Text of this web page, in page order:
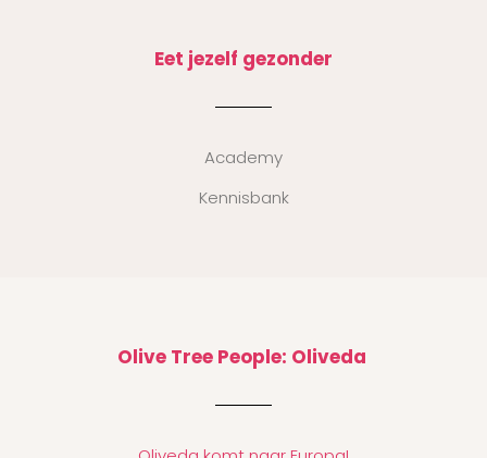
Eet jezelf gezonder
Academy
Kennisbank
Olive Tree People: Oliveda